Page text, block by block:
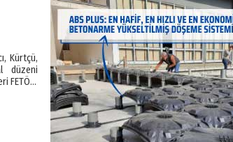
Kürtçü,
düzeni
FETÖ…